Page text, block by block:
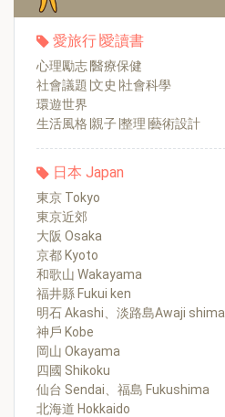
愛旅行∣愛讀書
心理勵志∣醫療保健
社會議題∣文史∣社會科學
環遊世界
生活風格∣親子∣整理∣藝術設計
日本 Japan
東京 Tokyo
東京近郊
大阪 Osaka
京都 Kyoto
和歌山 Wakayama
福井縣 Fukui ken
明石 Akashi、淡路島Awaji shima
神戶 Kobe
岡山 Okayama
四國 Shikoku
仙台 Sendai、福島 Fukushima
北海道 Hokkaido